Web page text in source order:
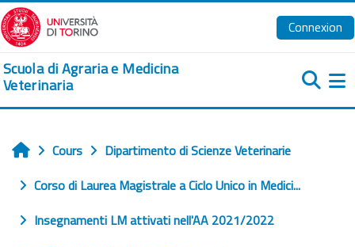
Passer au contenu principal
Connexion
Scuola di Agraria e Medicina
Veterinaria
Accueil
Cours
Dipartimento di Scienze Veterinarie
Corso di Laurea Magistrale a Ciclo Unico in Medici...
Insegnamenti LM attivati nell'AA 2021/2022